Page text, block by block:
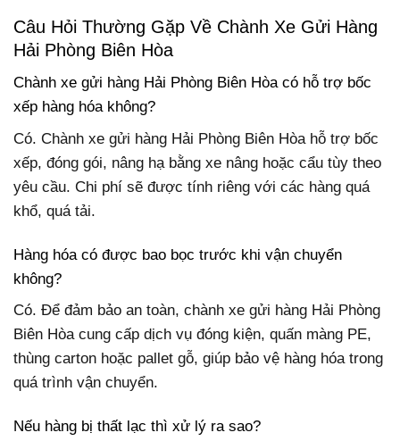
Câu Hỏi Thường Gặp Về Chành Xe Gửi Hàng
Hải Phòng Biên Hòa
Chành xe gửi hàng Hải Phòng Biên Hòa có hỗ trợ bốc
xếp hàng hóa không?
Có. Chành xe gửi hàng Hải Phòng Biên Hòa hỗ trợ bốc
xếp, đóng gói, nâng hạ bằng xe nâng hoặc cẩu tùy theo
yêu cầu. Chi phí sẽ được tính riêng với các hàng quá
khổ, quá tải.
Hàng hóa có được bao bọc trước khi vận chuyển
không?
Có. Để đảm bảo an toàn, chành xe gửi hàng Hải Phòng
Biên Hòa cung cấp dịch vụ đóng kiện, quấn màng PE,
thùng carton hoặc pallet gỗ, giúp bảo vệ hàng hóa trong
quá trình vận chuyển.
Nếu hàng bị thất lạc thì xử lý ra sao?